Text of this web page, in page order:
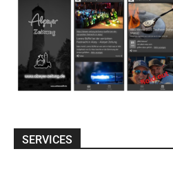
SERVICES